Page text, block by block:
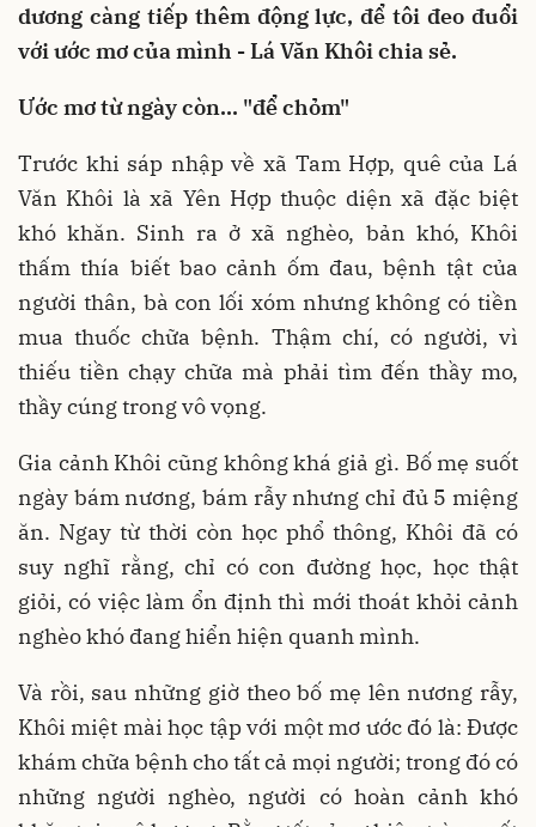
dương càng tiếp thêm động lực, để tôi đeo đuổi
với ước mơ của mình - Lá Văn Khôi chia sẻ.
Ước mơ từ ngày còn... "để chỏm"
Trước khi sáp nhập về xã Tam Hợp, quê của Lá
Văn Khôi là xã Yên Hợp thuộc diện xã đặc biệt
khó khăn. Sinh ra ở xã nghèo, bản khó, Khôi
thấm thía biết bao cảnh ốm đau, bệnh tật của
người thân, bà con lối xóm nhưng không có tiền
mua thuốc chữa bệnh. Thậm chí, có người, vì
thiếu tiền chạy chữa mà phải tìm đến thầy mo,
thầy cúng trong vô vọng.
Gia cảnh Khôi cũng không khá giả gì. Bố mẹ suốt
ngày bám nương, bám rẫy nhưng chỉ đủ 5 miệng
ăn. Ngay từ thời còn học phổ thông, Khôi đã có
suy nghĩ rằng, chỉ có con đường học, học thật
giỏi, có việc làm ổn định thì mới thoát khỏi cảnh
nghèo khó đang hiển hiện quanh mình.
Và rồi, sau những giờ theo bố mẹ lên nương rẫy,
Khôi miệt mài học tập với một mơ ước đó là: Được
khám chữa bệnh cho tất cả mọi người; trong đó có
những người nghèo, người có hoàn cảnh khó